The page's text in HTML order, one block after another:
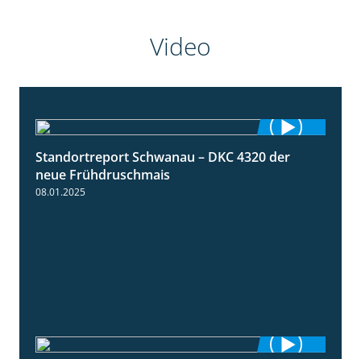
Video
1:25
Standortreport Schwanau – DKC 4320 der
neue Frühdruschmais
08.01.2025